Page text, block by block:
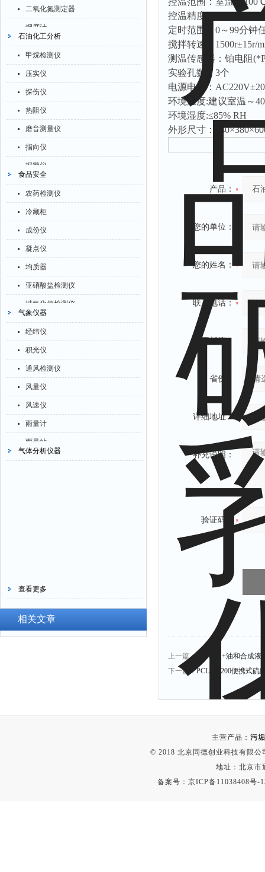
焊缝检测盒
片剂仪
酸值测定仪
解吸仪
拉力表
冻力仪
平整度仪
分选仪
辐射仪
蒸馏仪
氟化物测定仪
紧实仪
膨胀仪
铺板器
粘度计
分布仪
实验装置
系数仪
测试计
解析仪
烤胶机
流量计
测速仪
保护器
分散仪
压力仪
附着力测试仪
液位计
总氮测定仪
双氧水检测仪
纯水机
除湿机
碳硫分析仪
溴化物测定仪
电导率仪
ORP检测仪
渗透性测试仪
氯离子仪
余氯仪
挥发酚测定仪
氯化物测定仪
浓度计
硝酸根测定仪
吹气仪
磷酸盐测定仪
硫化物检测仪
硝酸盐氮测定仪
臭氧测定仪
水深仪
测探仪
水位计
真空泵
总碱度测定仪
总磷测定仪
α.β测量仪
氨氮仪
二氧化氮测定器
烟度计
四氟化硅测定仪
一氧化碳分析仪
臭氧检测仪
非甲烷检测仪
掺入量测量仪
氢气检测仪
杀虫灯
二氧化硅测定仪
甲醛检测仪
氧分析仪
氧气检测仪
氰化氢检测仪
氨气检测仪
乙烯分析仪
巡检仪
污染仪
氡测量仪
烟尘监测仪
湿度仪
石油化工分析
甲烷检测仪
压实仪
探伤仪
热阻仪
磨音测量仪
指向仪
报警仪
灰分仪
氮氧化物仪
腐蚀仪
气压计
残炭测定仪
烃类测定仪
含量测定仪
计算机
喊话器
显示条屏
方位灯
摄像机
密度计
硫钙铁分析仪
电控箱
荧光分析仪
测油仪
量热仪
食品安全
农药检测仪
冷藏柜
成份仪
凝点仪
均质器
亚硝酸盐检测仪
过氧化值检测仪
验粉筛
酶标分析仪
养分测试仪
冠层分析仪
二氧化硫检测仪
品质检测仪
病害肉快检仪
山梨酸钾检测仪
气象仪器
经纬仪
积光仪
通风检测仪
风量仪
风速仪
雨量计
雨量站
风向标
气体分析仪器
查看更多
相关文章
控温精度：±0.1℃
定时范围：0～99分钟
搅拌转速：1500r±15r/
测温传感器：铂电阻
实验孔数：3个
电源电压：
环境温度:建议室温～
环境湿度:≤85% RH
外形尺寸：
产品：
您的单位：
您的姓名：
联系电话：
常用邮箱：
省份：
详细地址：
补充说明：
验证码：
上一篇：
SKR-3A+油和合成
下一篇：PCLSY-200便携式硫
主营产品： 污
© 2018 北京同德创业科技有限
地址：北京市
备案号： 京ICP备11038408号-